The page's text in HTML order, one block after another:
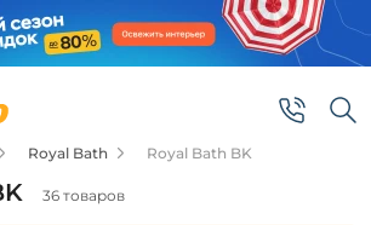
Royal Bath Royal Bath BK
36 товаров